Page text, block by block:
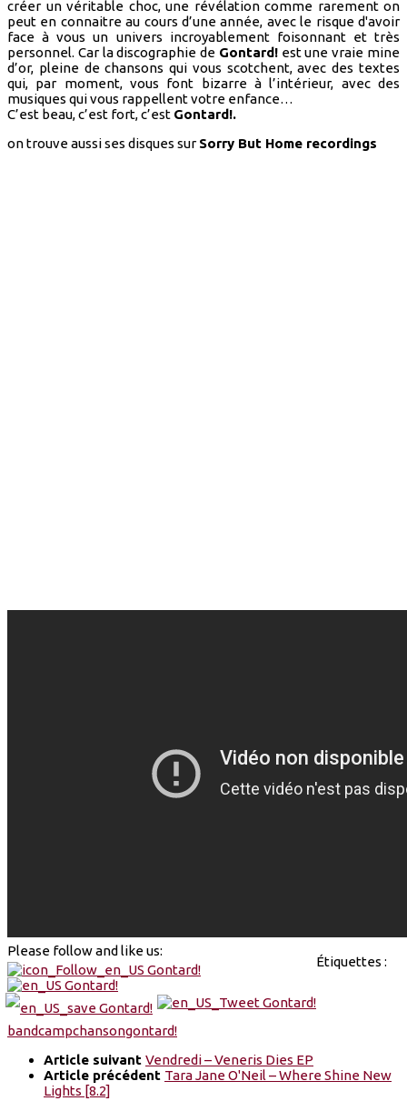
créer un véritable choc, une révélation comme rarement on
peut en connaitre au cours d’une année, avec le risque d'avoir
face à vous un univers incroyablement foisonnant et très
personnel. Car la discographie de Gontard!est une vraie mine
d’or, pleine de chansons qui vous scotchent, avec des textes
qui, par moment, vous font bizarre à l’intérieur, avec des
musiques qui vous rappellent votre enfance…
C’est beau, c’est fort, c’est Gontard!.
on trouve aussi ses disques surSorry But Home recordings
Please follow and like us:
Étiquettes :
bandcampchansongontard!
Article suivant Vendredi – Veneris Dies EP
Article précédent Tara Jane O'Neil – Where Shine New
Lights [8.2]